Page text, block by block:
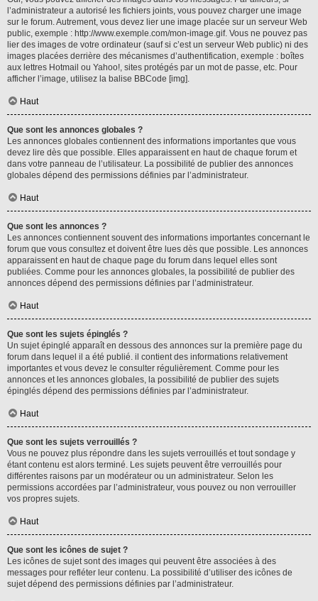
l’administrateur a autorisé les fichiers joints, vous pouvez charger une image
sur le forum. Autrement, vous devez lier une image placée sur un serveur Web
public, exemple : http://www.exemple.com/mon-image.gif. Vous ne pouvez pas
lier des images de votre ordinateur (sauf si c’est un serveur Web public) ni des
images placées derrière des mécanismes d’authentification, exemple : boîtes
aux lettres Hotmail ou Yahoo!, sites protégés par un mot de passe, etc. Pour
afficher l’image, utilisez la balise BBCode [img].
Haut
Que sont les annonces globales ?
Les annonces globales contiennent des informations importantes que vous
devez lire dès que possible. Elles apparaissent en haut de chaque forum et
dans votre panneau de l’utilisateur. La possibilité de publier des annonces
globales dépend des permissions définies par l’administrateur.
Haut
Que sont les annonces ?
Les annonces contiennent souvent des informations importantes concernant le
forum que vous consultez et doivent être lues dès que possible. Les annonces
apparaissent en haut de chaque page du forum dans lequel elles sont
publiées. Comme pour les annonces globales, la possibilité de publier des
annonces dépend des permissions définies par l’administrateur.
Haut
Que sont les sujets épinglés ?
Un sujet épinglé apparaît en dessous des annonces sur la première page du
forum dans lequel il a été publié. il contient des informations relativement
importantes et vous devez le consulter régulièrement. Comme pour les
annonces et les annonces globales, la possibilité de publier des sujets
épinglés dépend des permissions définies par l’administrateur.
Haut
Que sont les sujets verrouillés ?
Vous ne pouvez plus répondre dans les sujets verrouillés et tout sondage y
étant contenu est alors terminé. Les sujets peuvent être verrouillés pour
différentes raisons par un modérateur ou un administrateur. Selon les
permissions accordées par l’administrateur, vous pouvez ou non verrouiller
vos propres sujets.
Haut
Que sont les icônes de sujet ?
Les icônes de sujet sont des images qui peuvent être associées à des
messages pour refléter leur contenu. La possibilité d’utiliser des icônes de
sujet dépend des permissions définies par l’administrateur.